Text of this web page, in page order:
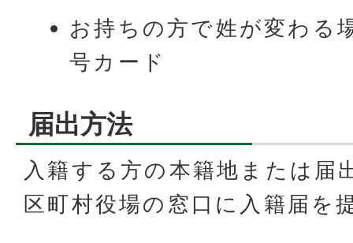
お持ちの方で姓が変わる
号カード
届出方法
入籍する方の本籍地または届
区町村役場の窓口に入籍届を